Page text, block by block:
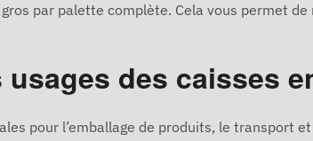
par palette complète. Cela vous permet
des caisses
pour l’emballage de produits, le transport